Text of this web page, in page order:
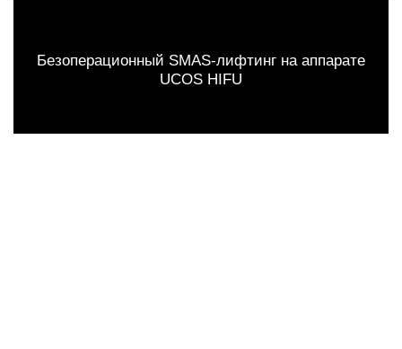
Безоперационный SMAS-лифтинг на аппарате
UCOS HIFU